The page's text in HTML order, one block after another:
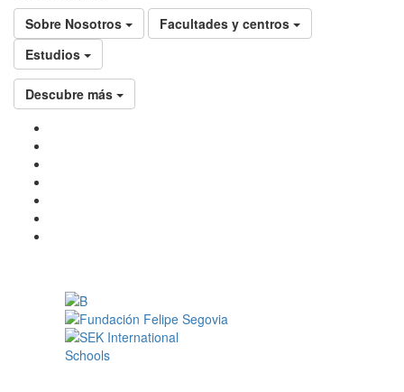
Sobre Nosotros
Facultades y centros
Estudios
Descubre más